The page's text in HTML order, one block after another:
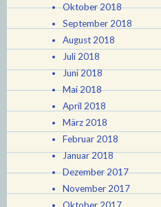
Oktober 2018
September 2018
August 2018
Juli 2018
Juni 2018
Mai 2018
April 2018
März 2018
Februar 2018
Januar 2018
Dezember 2017
November 2017
Oktober 2017